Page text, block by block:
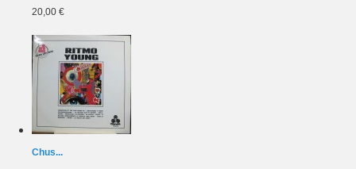
20,00 €
Chus...